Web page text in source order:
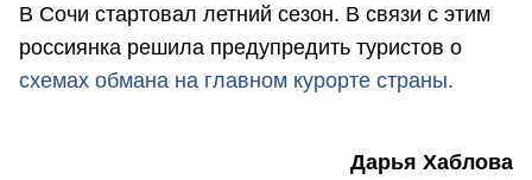
В Сочи стартовал летний сезон. В связи с этим
россиянка решила предупредить туристов о
схемах обмана на главном курорте страны.
Дарья Хаблова